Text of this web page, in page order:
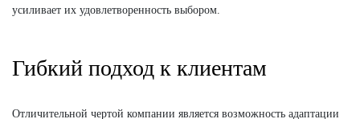
усиливает их удовлетворенность выбором.
Гибкий подход к клиентам
Отличительной чертой компании является возможность адаптации